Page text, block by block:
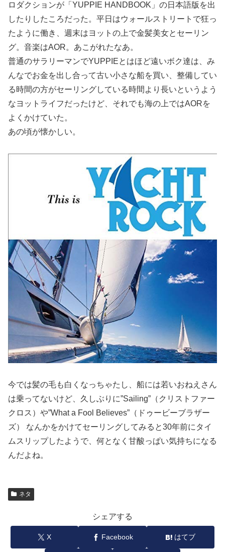
ロダクションが「YUPPIE HANDBOOK」の日本語版を出
したりしたころだった。平日はウォールストリートで狂っ
たように働き、週末はヨットの上で金髪美女とセーリン
グ。音楽はAOR。あこがれたなあ。
普通のサラリーマンでYUPPIEとはほど遠いボク達は、み
んなでお金を出し合って古い小さな船を買い、整備してい
る時間の方がセーリングしている時間より長いというよう
なヨットライフだったけど、それでも海の上ではAORを
よくかけていた。
あの頃が懐かしい。
今では髪の毛も白くなっちゃたし、船には若いおねえさん
は乗ってないけど、久しぶりに”Sailing”（クリストファー
クロス）や”What a Fool Believes”（ドゥービーブラザー
ズ） なんかをかけてセーリングしてみると30年前にタイ
ムスリップしたようで、何となく甘酸っぱい気持ちになる
んだよね。
ネタ
シェアする
X Facebook はてブ